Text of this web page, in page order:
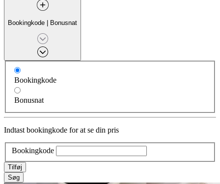
Bookingkode | Bonusnat
Bookingkode
Bonusnat
Indtast bookingkode for at se din pris
Bookingkode
Tilføj
Søg